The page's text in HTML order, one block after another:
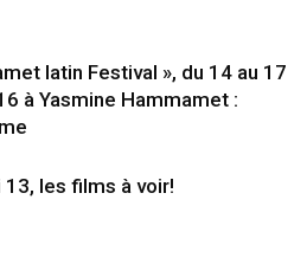
latin Festival », du 14 au 17
à Yasmine Hammamet :
les films à voir!